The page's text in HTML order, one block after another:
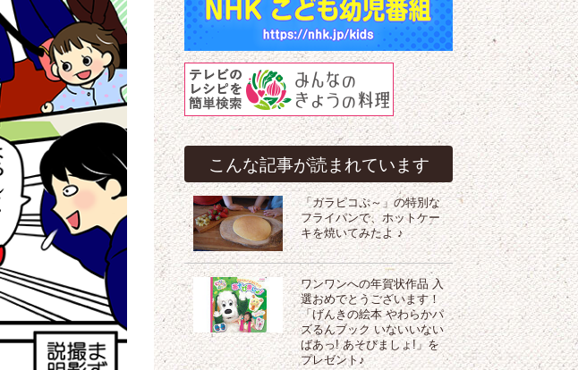
こんな記事が読まれています
「ガラピコぷ～」の特別な
フライパンで、ホットケー
キを焼いてみたよ ♪
ワンワンへの年賀状作品 入
選おめでとうございます！
「げんきの絵本 やわらかパ
ズるんブック いないいない
ばあっ! あそびましょ!」を
プレゼント♪